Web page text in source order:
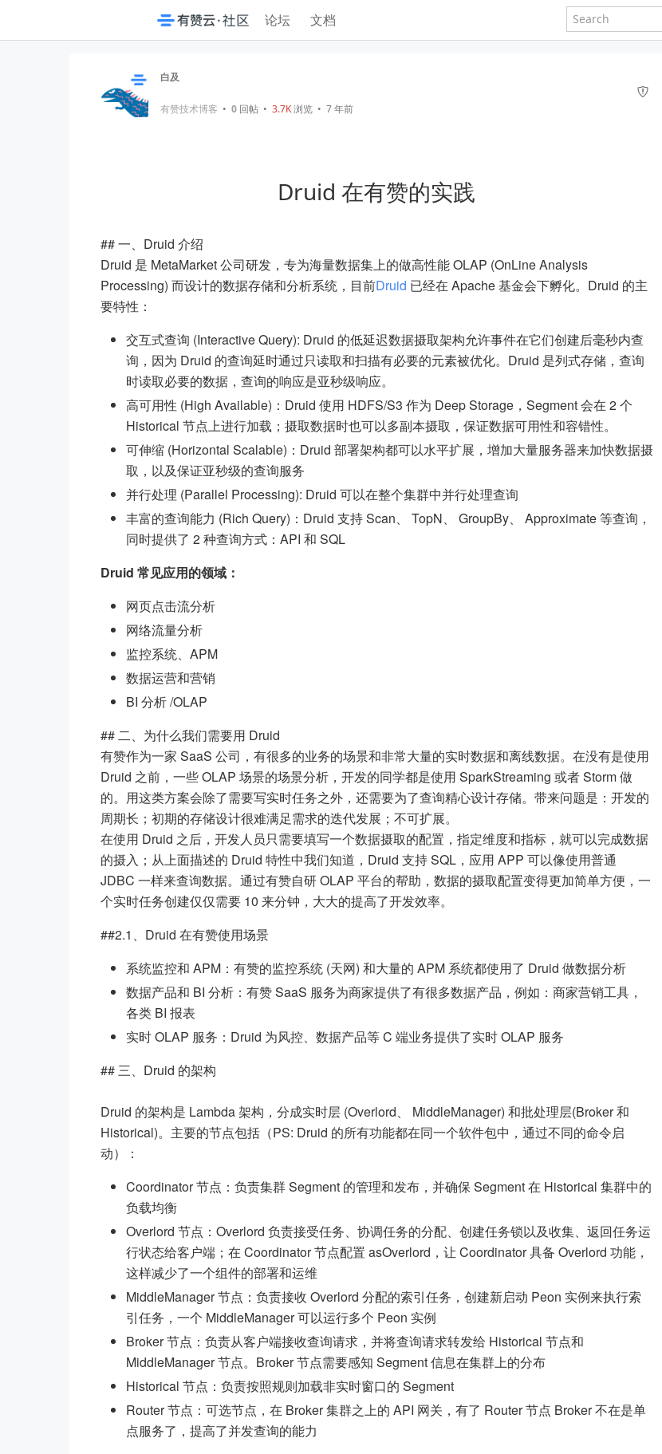
论坛 文档
白及
有赞技术博客 • 0回帖• 3.7K浏览 • 7 年前
Druid 在有赞的实践
## 一、Druid 介绍
Druid 是 MetaMarket 公司研发，专为海量数据集上的做高性能 OLAP (OnLine Analysis
Processing) 而设计的数据存储和分析系统，目前Druid 已经在 Apache 基金会下孵化。Druid 的主
要特性：
交互式查询 (Interactive Query): Druid 的低延迟数据摄取架构允许事件在它们创建后毫秒内查
询，因为 Druid 的查询延时通过只读取和扫描有必要的元素被优化。Druid 是列式存储，查询
时读取必要的数据，查询的响应是亚秒级响应。
高可用性 (High Available)：Druid 使用 HDFS/S3 作为 Deep Storage，Segment 会在 2 个
Historical 节点上进行加载；摄取数据时也可以多副本摄取，保证数据可用性和容错性。
可伸缩 (Horizontal Scalable)：Druid 部署架构都可以水平扩展，增加大量服务器来加快数据摄
取，以及保证亚秒级的查询服务
并行处理 (Parallel Processing): Druid 可以在整个集群中并行处理查询
丰富的查询能力 (Rich Query)：Druid 支持 Scan、 TopN、 GroupBy、 Approximate 等查询，
同时提供了 2 种查询方式：API 和 SQL
Druid 常见应用的领域：
网页点击流分析
网络流量分析
监控系统、APM
数据运营和营销
BI 分析 /OLAP
## 二、为什么我们需要用 Druid
有赞作为一家 SaaS 公司，有很多的业务的场景和非常大量的实时数据和离线数据。在没有是使用
Druid 之前，一些 OLAP 场景的场景分析，开发的同学都是使用 SparkStreaming 或者 Storm 做
的。用这类方案会除了需要写实时任务之外，还需要为了查询精心设计存储。带来问题是：开发的
周期长；初期的存储设计很难满足需求的迭代发展；不可扩展。
在使用 Druid 之后，开发人员只需要填写一个数据摄取的配置，指定维度和指标，就可以完成数据
的摄入；从上面描述的 Druid 特性中我们知道，Druid 支持 SQL，应用 APP 可以像使用普通
JDBC 一样来查询数据。通过有赞自研 OLAP 平台的帮助，数据的摄取配置变得更加简单方便，一
个实时任务创建仅仅需要 10 来分钟，大大的提高了开发效率。
##2.1、Druid 在有赞使用场景
系统监控和 APM：有赞的监控系统 (天网) 和大量的 APM 系统都使用了 Druid 做数据分析
数据产品和 BI 分析：有赞 SaaS 服务为商家提供了有很多数据产品，例如：商家营销工具，
各类 BI 报表
实时 OLAP 服务：Druid 为风控、数据产品等 C 端业务提供了实时 OLAP 服务
## 三、Druid 的架构
Druid 的架构是 Lambda 架构，分成实时层 (Overlord、 MiddleManager) 和批处理层(Broker 和
Historical)。主要的节点包括（PS: Druid 的所有功能都在同一个软件包中，通过不同的命令启
动）：
Coordinator 节点：负责集群 Segment 的管理和发布，并确保 Segment 在 Historical 集群中的
负载均衡
Overlord 节点：Overlord 负责接受任务、协调任务的分配、创建任务锁以及收集、返回任务运
行状态给客户端；在 Coordinator 节点配置 asOverlord，让 Coordinator 具备 Overlord 功能，
这样减少了一个组件的部署和运维
MiddleManager 节点：负责接收 Overlord 分配的索引任务，创建新启动 Peon 实例来执行索
引任务，一个 MiddleManager 可以运行多个 Peon 实例
Broker 节点：负责从客户端接收查询请求，并将查询请求转发给 Historical 节点和
MiddleManager 节点。Broker 节点需要感知 Segment 信息在集群上的分布
Historical 节点：负责按照规则加载非实时窗口的 Segment
Router 节点：可选节点，在 Broker 集群之上的 API 网关，有了 Router 节点 Broker 不在是单
点服务了，提高了并发查询的能力